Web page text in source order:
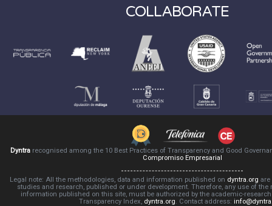
COLLABORATE
Dyntra recognised among the 10 Best Practices of Transparency and Good
Compromiso Empresarial
Legal note: All the methodologies, data and information published on dyntra.org are
studies and research, published or under development. Therefore, any use of the
information published on this site, must be authorized by the academic-
Transparency Index, dyntra.org. Contact address: